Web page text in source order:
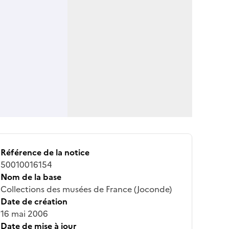
Référence de la notice
50010016154
Nom de la base
Collections des musées de France (Joconde)
Date de création
16 mai 2006
Date de mise à jour